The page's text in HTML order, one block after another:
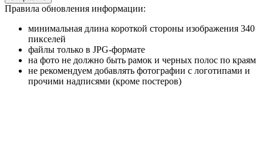
Правила обновления информации:
минимальная длина короткой стороны изображения 340
пикселей
файлы только в JPG-формате
на фото не должно быть рамок и черных полос по краям
не рекомендуем добавлять фотографии с логотипами и
прочими надписями (кроме постеров)